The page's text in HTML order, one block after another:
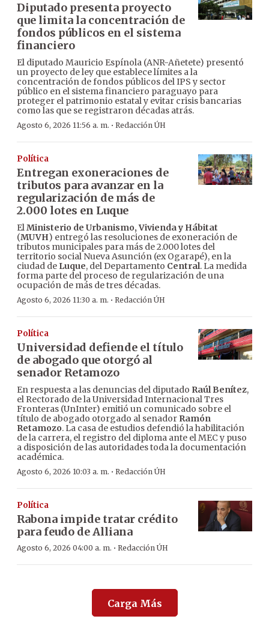
Diputado presenta proyecto
que limita la concentración de
fondos públicos en el sistema
financiero
El diputado Mauricio Espínola (ANR-Añetete) presentó
un proyecto de ley que establece límites a la
concentración de fondos públicos del IPS y sector
público en el sistema financiero paraguayo para
proteger el patrimonio estatal y evitar crisis bancarias
como las que se registraron décadas atrás.
Agosto 6, 2026 11:56 a. m. · Redacción ÚH
Política
Entregan exoneraciones de
tributos para avanzar en la
regularización de más de
2.000 lotes en Luque
ElMinisterio de Urbanismo, Vivienda y Hábitat
(MUVH) entregó las resoluciones de exoneración de
tributos municipales para más de 2.000 lotes del
territorio social Nueva Asunción (ex Ogarapé), en la
ciudad de Luque, del Departamento Central. La medida
forma parte del proceso de regularización de una
ocupación de más de tres décadas.
Agosto 6, 2026 11:30 a. m. · Redacción ÚH
Política
Universidad defiende el título
de abogado que otorgó al
senador Retamozo
En respuesta a las denuncias del diputado Raúl Benítez,
el Rectorado de la Universidad Internacional Tres
Fronteras (UnInter) emitió un comunicado sobre el
título de abogado otorgado al senador Ramón
Retamozo. La casa de estudios defendió la habilitación
de la carrera, el registro del diploma ante el MEC y puso
a disposición de las autoridades toda la documentación
académica.
Agosto 6, 2026 10:03 a. m. · Redacción ÚH
Política
Rabona impide tratar crédito
para feudo de Alliana
Agosto 6, 2026 04:00 a. m. · Redacción ÚH
Carga Más